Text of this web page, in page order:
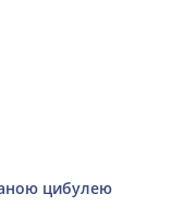
цибулею